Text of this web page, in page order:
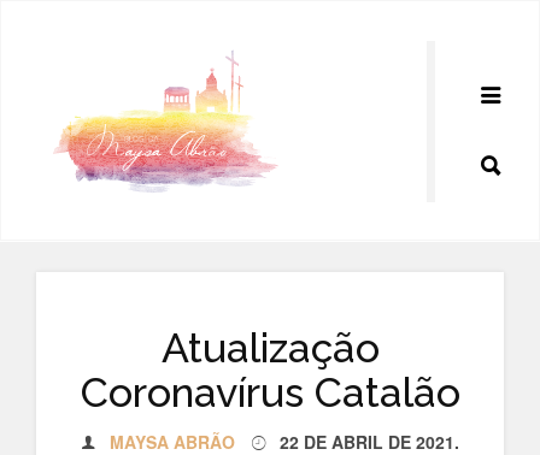
Atualização
Coronavírus Catalão
MAYSA ABRÃO 22 DE ABRIL DE 2021.